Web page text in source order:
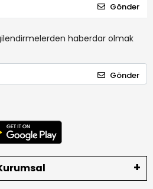
Gönder
haberdar olmak
Gönder